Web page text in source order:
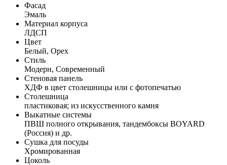
Фасад
Эмаль
Материал корпуса
ЛДСП
Цвет
Белый, Орех
Стиль
Модерн, Современный
Стеновая панель
ХДФ в цвет столешницы или с фотопечатью
Столешница
пластиковая; из искусственного камня
Выкатные системы
ПВШ полного открывания, тандембоксы BOYARD
(Россия) и др.
Сушка для посуды
Хромированная
Цоколь